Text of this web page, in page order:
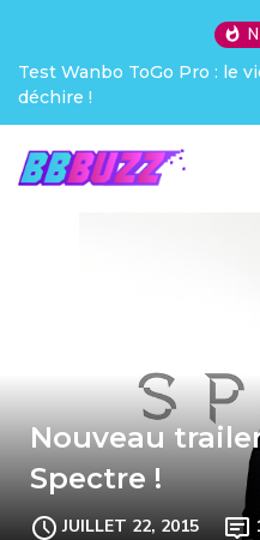
Pro : le vidéoprojecteur
Nouveau
Spectre !
JUILLET 22, 2015